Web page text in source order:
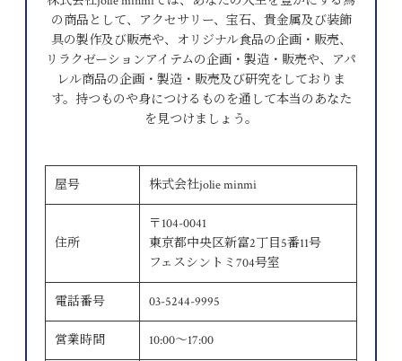
の商品として、アクセサリー、宝石、貴金属及び装飾
具の製作及び販売や、オリジナル食品の企画・販売、
リラクゼーションアイテムの企画・製造・販売や、アパ
レル商品の企画・製造・販売及び研究をしておりま
す。持つものや身につけるものを通して本当のあなた
を見つけましょう。
屋号 株式会社jolie minmi
住所
〒104-0041
東京都中央区新富2丁目5番11号
フェスシントミ704号室
電話番号 03-5244-9995
営業時間 10:00～17:00